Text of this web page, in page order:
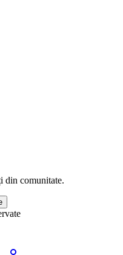
din comunitate.